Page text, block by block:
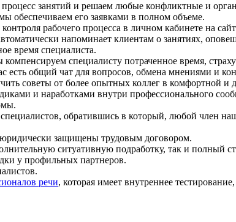
процесс занятий и решаем любые конфликтные и
обеспечиваем его заявками в полном объеме.
рабочего процесса в личном кабинете на
напоминает клиентам о занятиях,
время специалиста.
специалисту потраченное время,
есть общий чат для вопросов, обмена мнениями и
советы от более опытных коллег в комфортной и
и наработками внутри профессионального
обратившись в который, любой член
защищены трудовым договором.
ситуативную подработку, так и полный
у профильных партнеров.
речи, которая имеет внутреннее